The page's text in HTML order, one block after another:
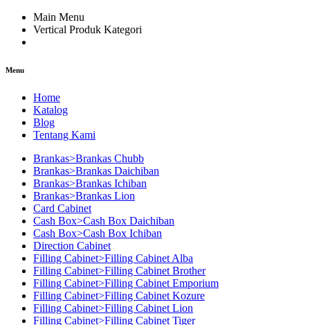
Main Menu
Vertical Produk Kategori
Menu
Home
Katalog
Blog
Tentang Kami
Brankas>Brankas Chubb
Brankas>Brankas Daichiban
Brankas>Brankas Ichiban
Brankas>Brankas Lion
Card Cabinet
Cash Box>Cash Box Daichiban
Cash Box>Cash Box Ichiban
Direction Cabinet
Filling Cabinet>Filling Cabinet Alba
Filling Cabinet>Filling Cabinet Brother
Filling Cabinet>Filling Cabinet Emporium
Filling Cabinet>Filling Cabinet Kozure
Filling Cabinet>Filling Cabinet Lion
Filling Cabinet>Filling Cabinet Tiger